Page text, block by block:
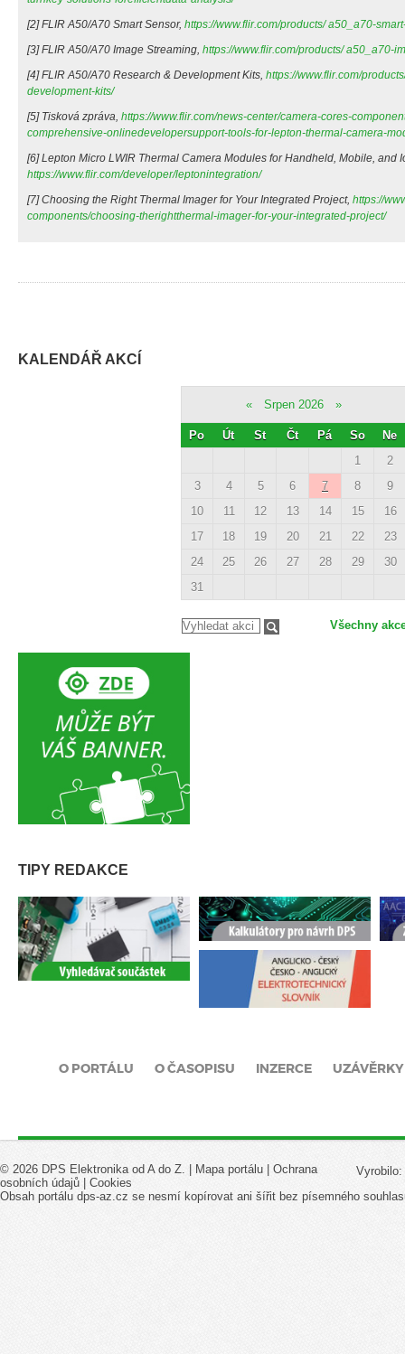
[2] FLIR A50/A70 Smart Sensor, https://www.flir.com/products/ a50_a70-
[3] FLIR A50/A70 Image Streaming, https://www.flir.com/products/ a50_a70-
[4] FLIR A50/A70 Research & Development Kits, https://www.flir.com/
development-kits/
[5] Tisková zpráva, https://www.flir.com/news-center/camera-cores-
comprehensive-onlinedevelopersupport-tools-for-lepton-thermal-camera-
[6] Lepton Micro LWIR Thermal Camera Modules for Handheld, Mobile, and
https://www.flir.com/developer/leptonintegration/
[7] Choosing the Right Thermal Imager for Your Integrated Project, https://
components/choosing-therightthermal-imager-for-your-integrated-project/
KALENDÁŘ AKCÍ
« Srpen 2026 »
Po Út St Čt Pá So
Ne
1
2
3
4 5 6 7 8
9
10
11 12 13 14 15
16
17
18 19 20 21 22
23
24
25 26 27 28 29
30
31
Všechny
TIPY REDAKCE
O PORTÁLU O ČASOPISU INZERCE UZÁVĚRKY
Vyrobilo:
© 2026 DPS Elektronika od A do Z. | Mapa portálu
Ochrana
osobních údajů
Cookies
Obsah portálu dps-az.cz se nesmí kopírovat ani šířit bez písemného